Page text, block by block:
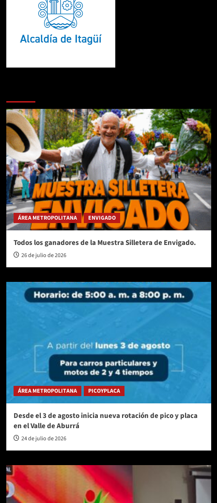
ÁREA METROPOLITANA ENVIGADO
Todos los ganadores de la Muestra Silletera de Envigado.
26 de julio de 2026
ÁREA METROPOLITANA PICOYPLACA
Desde el 3 de agosto inicia nueva rotación de pico y placa
en el Valle de Aburrá
24 de julio de 2026